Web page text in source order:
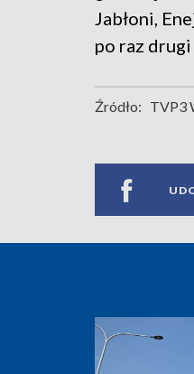
Jabłoni,
po raz
Źródło: TVP3